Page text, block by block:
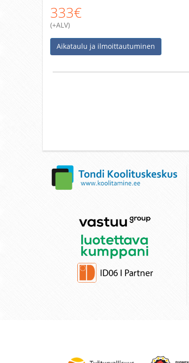
333€
(+ALV)
Aikataulu ja ilmoittautuminen